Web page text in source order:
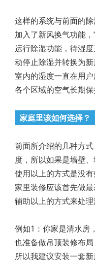
这样的系统与前面的
加入了新风换气功能
运行除湿功能，待湿
动停止除湿并转换为
室内的湿度一直在用
各个区域的空气长期保
家庭里该如何选择？
前面所介绍的几种方
度，所以如果是墙壁
使用以上的方式是没
家里装修应该首先做
辅助以上的方式来处理
例如1：你家是清水房
也准备做吊顶装修布
所以我建议安装一套新